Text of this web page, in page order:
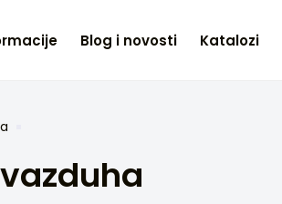
Blog i novosti Katalozi